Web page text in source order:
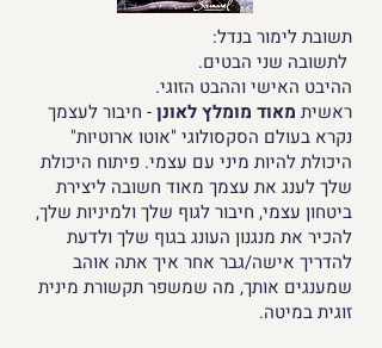
תשובת לימור בנדל:
לתשובה שני הבטים.
ההיבט האישי וההבט הזוגי.
ראשית מאוד מומלץ לאונן- חיבור לעצמך
נקרא בעולם הסקסולוגי "אוטו ארוטיות"
היכולת להיות מיני עם עצמי. פיתוח היכולת
שלך לענג את עצמך מאוד חשובה ליצירת
ביטחון עצמי, חיבור לגוף שלך ולמיניות שלך,
להכיר את מנגנון העונג בגוף שלך ולדעת
להדריך אישה/גבר אחר איך אתה אוהב
שמענגים אותך, מה שמשפר תקשורת מינית
זוגית במיטה.